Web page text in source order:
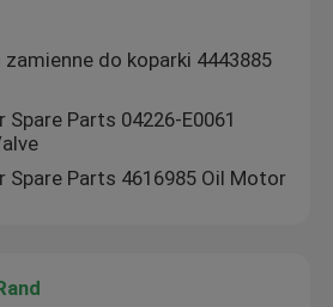
do koparki 4443885
Parts 04226-E0061
Spare Parts 4616985 Oil Motor